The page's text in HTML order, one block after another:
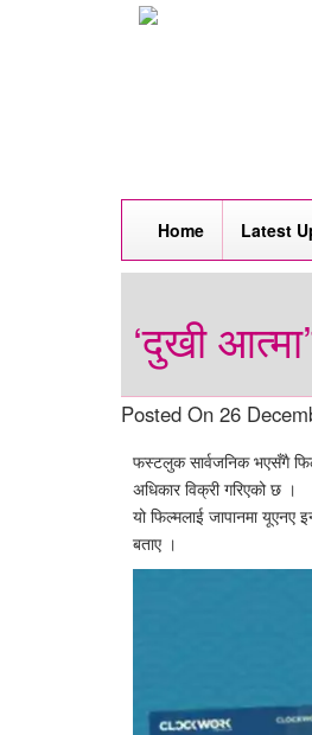
Home Latest
‘दुखी
Posted On 26
फस्टलुक सार्वजनिक भएसँगै
अधिकार विक्री गरिएको छ ।
यो फिल्मलाई जापानमा यूएनए
बताए ।